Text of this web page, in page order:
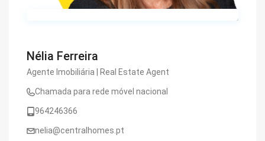
Nélia Ferreira
Agente Imobiliária | Real Estate Agent
Chamada para rede móvel nacional
964246366
nelia@centralhomes.pt